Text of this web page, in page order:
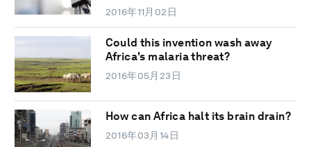
2016年11月02日
Could this invention wash away
Africa's malaria threat?
2016年05月23日
How can Africa halt its brain drain?
2016年03月14日